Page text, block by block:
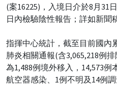
(案16225)，入境日介於8月31
日內檢驗陰性報告；詳如新聞
指揮中心統計，截至目前國內
肺炎相關通報(含3,065,218例
為1,488例境外移入，14,573
航空器感染、1例不明及14例